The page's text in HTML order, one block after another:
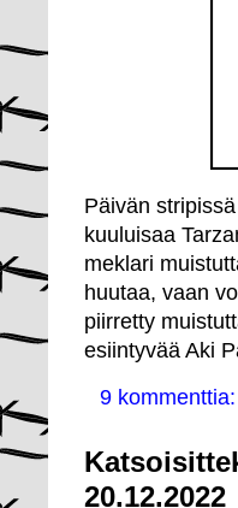
Päivän
kuuluisaa
meklari
huutaa, vaan
piirretty
esiintyvää Aki
9 kommenttia:
20.12.2022